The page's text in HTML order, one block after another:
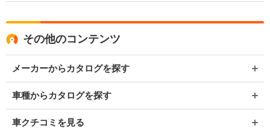
その他のコンテンツ
メーカーからカタログを探す
車種からカタログを探す
車クチコミを見る